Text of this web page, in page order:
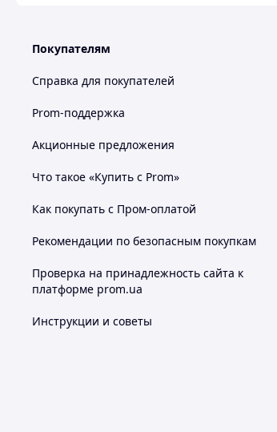
Покупателям
Справка для покупателей
Prom-поддержка
Акционные предложения
Что такое «Купить с Prom»
Как покупать с Пром-оплатой
Рекомендации по безопасным покупкам
Проверка на принадлежность сайта к
платформе prom.ua
Инструкции и советы